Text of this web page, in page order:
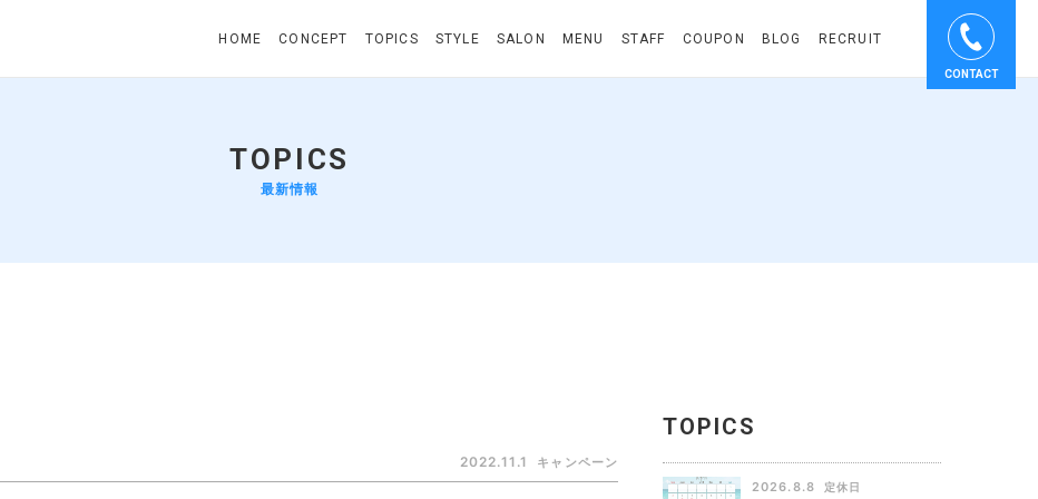
HOME CONCEPT TOPICS STYLE SALON MENU STAFF COUPON BLOG RECRUIT
CONTACT
TOPICS
最新情報
2022.11.1 キャンペーン
TOPICS
2026.8.8 定休日